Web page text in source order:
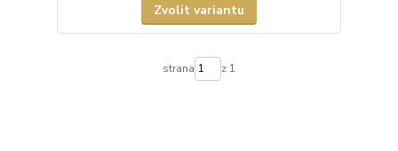
Zvolit variantu
strana z 1